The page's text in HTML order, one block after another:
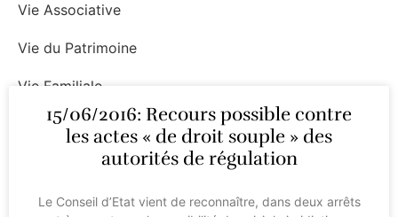
Vie Associative
Vie du Patrimoine
Vie Familiale
Vie Professionnelle
15/06/2016: Recours possible contre
les actes « de droit souple » des
autorités de régulation
Le Conseil d’Etat vient de reconnaître, dans deux arrêts